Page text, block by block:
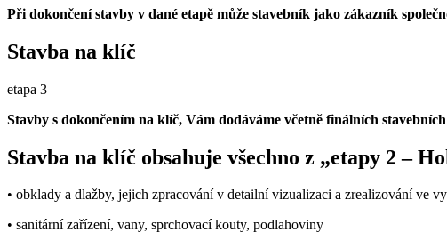
Při dokončení stavby v dané etapě může stavebník jako zákazník
Stavba na klíč
etapa 3
Stavby s dokončením na klíč, Vám dodáváme včetně finálních
Stavba na klíč obsahuje všechno z „etapy 2 –
• obklady a dlažby, jejich zpracování v detailní vizualizaci a zrealizování ve
• sanitární zařízení, vany, sprchovací kouty, podlahoviny